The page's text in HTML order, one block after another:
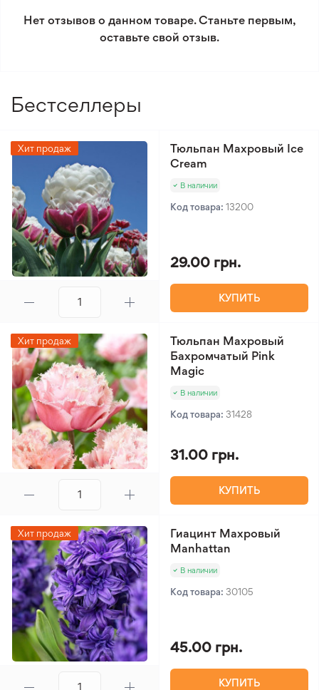
условиям возврата.
Нет отзывов о данном товаре. Станьте первым,
оставьте свой отзыв.
Бестселлеры
Хит продаж
Тюльпан Махровый Ice
Cream
В наличии
Код товара: 13200
29.00 грн.
КУПИТЬ
Хит продаж
Тюльпан Махровый
Бахромчатый Pink
Magic
В наличии
Код товара: 31428
31.00 грн.
КУПИТЬ
Хит продаж
Гиацинт Махровый
Manhattan
В наличии
Код товара: 30105
45.00 грн.
КУПИТЬ